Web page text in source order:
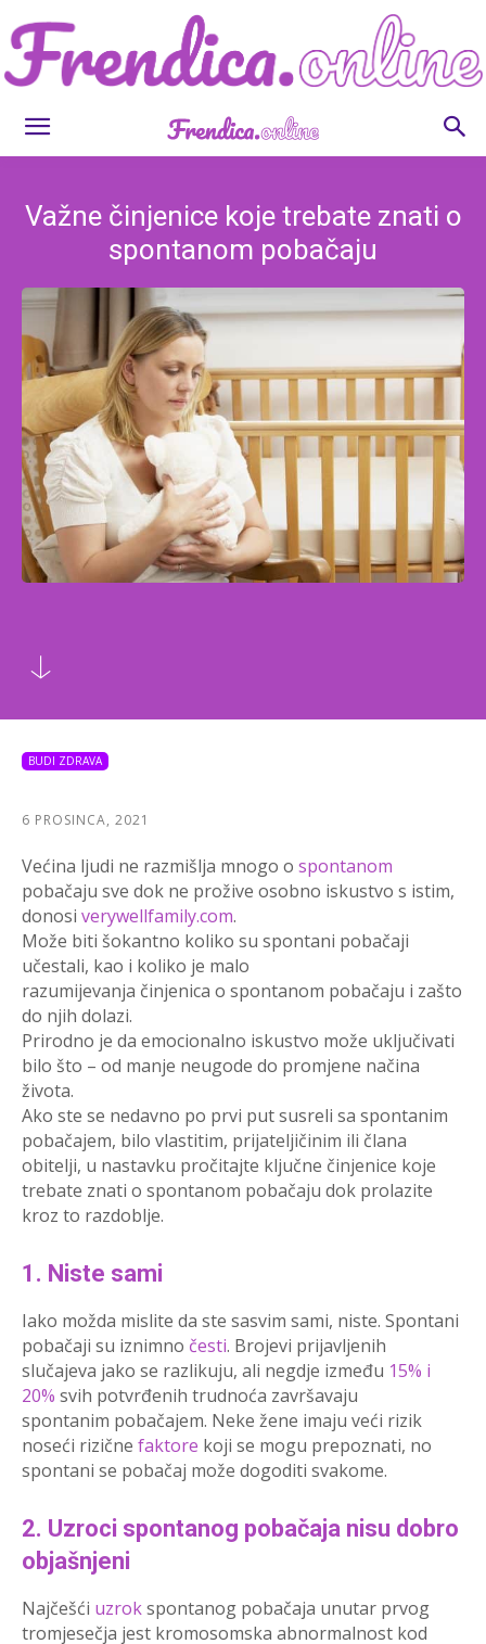
Frendica.online
Važne činjenice koje trebate znati o
spontanom pobačaju
BUDI ZDRAVA
6 PROSINCA, 2021
Većina ljudi ne razmišlja mnogo o spontanom
pobačaju sve dok ne prožive osobno iskustvo s istim,
donosi verywellfamily.com.
Može biti šokantno koliko su spontani pobačaji
učestali, kao i koliko je malo
razumijevanja činjenica o spontanom pobačaju i zašto
do njih dolazi.
Prirodno je da emocionalno iskustvo može uključivati
bilo što – od manje neugode do promjene načina
života.
Ako ste se nedavno po prvi put susreli sa spontanim
pobačajem, bilo vlastitim, prijateljičinim ili člana
obitelji, u nastavku pročitajte ključne činjenice koje
trebate znati o spontanom pobačaju dok prolazite
kroz to razdoblje.
1. Niste sami
Iako možda mislite da ste sasvim sami, niste. Spontani
pobačaji su iznimno česti. Brojevi prijavljenih
slučajeva jako se razlikuju, ali negdje između 15% i
20% svih potvrđenih trudnoća završavaju
spontanim pobačajem. Neke žene imaju veći rizik
noseći rizične faktore koji se mogu prepoznati, no
spontani se pobačaj može dogoditi svakome.
2. Uzroci spontanog pobačaja nisu dobro
objašnjeni
Najčešći uzrokspontanog pobačaja unutar prvog
tromjesečja jest kromosomska abnormalnost kod